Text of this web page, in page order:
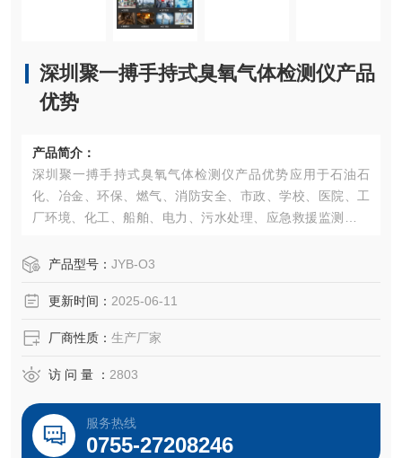
深圳聚一搏手持式臭氧气体检测仪产品
优势
产品简介：
深圳聚一搏手持式臭氧气体检测仪产品优势应用于石油石
化、冶金、环保、燃气、消防安全、市政、学校、医院、工
厂环境、化工、船舶、电力、污水处理、应急救援监测等各
产品型号： JYB-O3
更新时间： 2025-06-11
厂商性质： 生产厂家
访 问 量 ： 2803
服务热线
0755-27208246